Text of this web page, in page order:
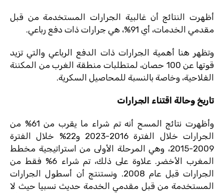
أظهرت النتائج أن غالبية الجرارات المستخدمة من قبل
مقدمي الخدمات، أي 91%، هي جرارات ذات دفع رباعي.
وتظهر هنا أهمية الجرارات ذات الدفع الرباعي والتي تزيد
قوتها عن 100 حصان، لمتطلبات منطقة الغرب من المكننة
الفلاحية، وخاصة بالنسبة للمحاصيل السكرية.
تاريخ وحالة اقتناء الجرارات
وأظهرت نتائج المسح أنه تم شراء ما يقرب من 61% من
الجرارات خلال الفترة 2016-2023 و22% خلال الفترة
2009-2015، وهي المرحلة الأولى من استراتيجية مخطط
المغرب الأخضر. علاوة على ذلك، تم شراء 6% فقط من
الجرارات قبل عام 2008. ونستنتج أن أسطول الجرارات
المستخدمة من قبل مقدمي الخدمة حديث نسبيا حيث لا